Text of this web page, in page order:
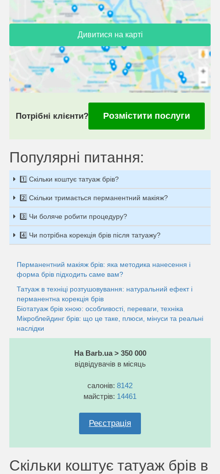
Дивитися на карті
Потрібні клієнти? Розмістити послуги
Популярні питання:
1️⃣ Скільки коштує татуаж брів?
2️⃣ Скільки тримається перманентний макіяж?
3️⃣ Чи боляче робити процедуру?
4️⃣ Чи потрібна корекція брів після татуажу?
Перманентний макіяж брів: яка методика нанесення і
форма брів підходить саме вам?
Татуаж в техніці розтушовування: натуральний ефект і
перманентна корекція брів
Біотатуаж брів хною: особливості, переваги, техніка
Мікроблейдинг брів: що це таке, плюси, мінуси та реальні
наслідки
На Barb.ua > 350 000
відвідувачів в місяць
салонів: 8142
майстрів: 14461
Реєстрація
Скільки коштує татуаж брів в